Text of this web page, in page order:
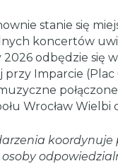
stanie się
koncertów
2026 odbędzie się
przy Imparcie
Wrocław Wielbi